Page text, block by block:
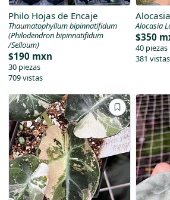
Philo Hojas de Encaje
Thaumatophyllum bipinnatifidum
(Philodendron bipinnatifidum
/Selloum)
$190 mxn
30 piezas
709 vistas
Alocasia
$350
40 piezas
381 vistas